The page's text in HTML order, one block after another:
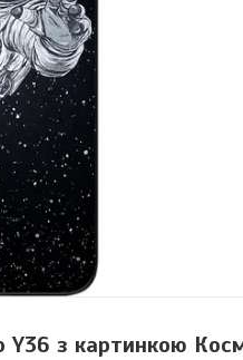
Y36 з картинкою